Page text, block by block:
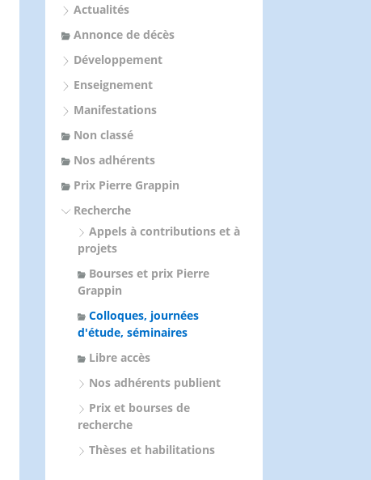
h
e
:
Actualités
Annonce de décès
Développement
Enseignement
Manifestations
Non classé
Nos adhérents
Prix Pierre Grappin
Recherche
Appels à contributions et à
projets
Bourses et prix Pierre
Grappin
Colloques, journées
d'étude, séminaires
Libre accès
Nos adhérents publient
Prix et bourses de
recherche
Thèses et habilitations